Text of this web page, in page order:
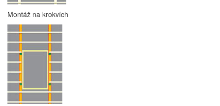
Montáž na krokvích